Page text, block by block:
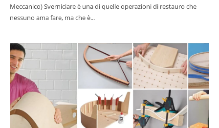
Meccanico) Sverniciare è una di quelle operazioni di restauro che
nessuno ama fare, ma che è...